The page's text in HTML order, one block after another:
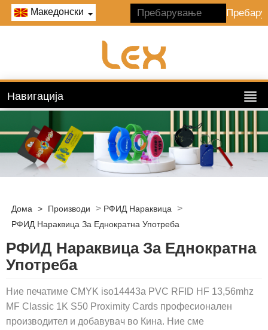
Македонски
Навигација
Дома > Производи > РФИД Нараквица >
РФИД Нараквица За Еднократна Употреба
РФИД Нараквица За Еднократна
Употреба
Ние печатиме CMYK iso14443a PVC RFID HF 13,56mhz
MF Classic 1K S50 Proximity Cards професионален
производител и добавувач во Кина. Ние сме